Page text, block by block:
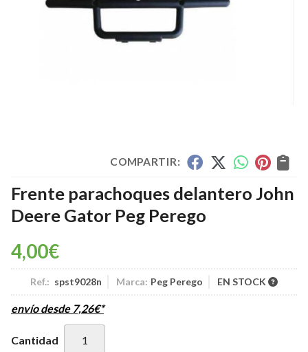
COMPARTIR:
Frente parachoques delantero John
Deere Gator Peg Perego
4,00€
Ref.: spst9028n Marca: Peg Perego EN STOCK
envío desde 7,26€*
Cantidad